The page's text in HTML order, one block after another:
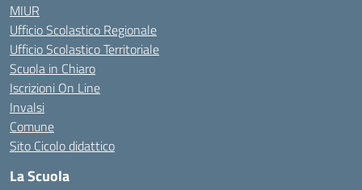
MIUR
Ufficio Scolastico Regionale
Ufficio Scolastico Territoriale
Scuola in Chiaro
Iscrizioni On Line
Invalsi
Comune
Sito Cicolo didattico
La Scuola